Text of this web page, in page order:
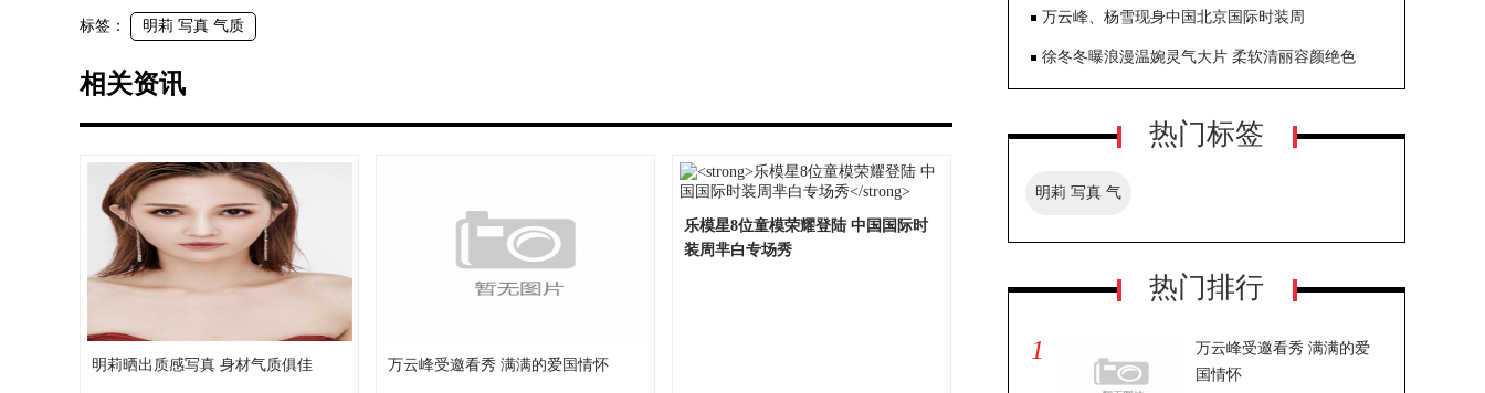
标签： 明莉 写真 气质
相关资讯
明莉晒出质感写真 身材气质俱佳 万云峰受邀看秀 满满的爱国情怀
乐模星8位童模荣耀登陆 中国国际时
装周芈白专场秀
走的衣架”
万云峰、杨雪现身中国北京国际时装周
徐冬冬曝浪漫温婉灵气大片 柔软清丽容颜绝色
热门标签
明莉 写真 气
热门排行
1
万云峰受邀看秀 满满的爱
国情怀